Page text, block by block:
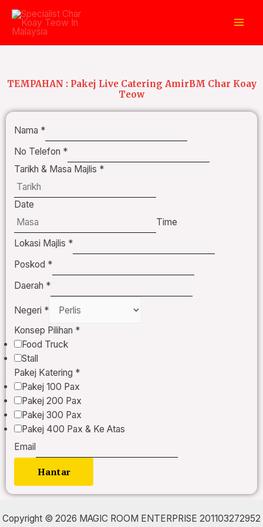
TEMPAHAN : Pakej Live Catering AmirBM Char Koay
Teow
Nama *
No Telefon *
Tarikh & Masa Majlis *
Date
Time
Lokasi Majlis *
Poskod *
Daerah *
Negeri *
Konsep Pilihan *
Food Truck
Stall
Pakej Katering *
Pakej 100 Pax
Pakej 200 Pax
Pakej 300 Pax
Pakej 400 Pax & Ke Atas
Email
Hantar
Copyright © 2026 MAGIC ROOM ENTERPRISE 201103272952